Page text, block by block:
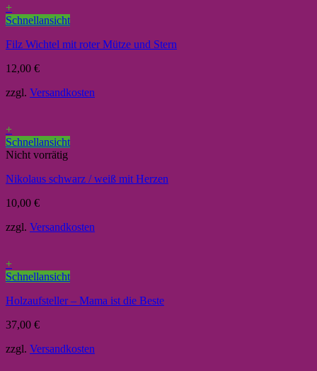
+
Schnellansicht
Filz Wichtel mit roter Mütze und Stern
12,00 €
zzgl. Versandkosten
+
Schnellansicht
Nicht vorrätig
Nikolaus schwarz / weiß mit Herzen
10,00 €
zzgl. Versandkosten
+
Schnellansicht
Holzaufsteller – Mama ist die Beste
37,00 €
zzgl. Versandkosten